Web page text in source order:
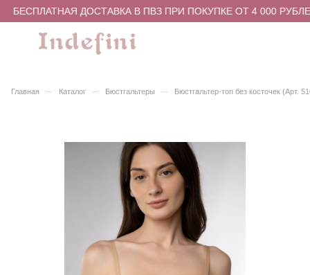
БЕСПЛАТНАЯ ДОСТАВКА В ПВЗ ПРИ ПОКУПКЕ ОТ 4 000
Главная – Каталог – Бюстгальтеры – Бюстгальтер-топ без косточек (Арт.